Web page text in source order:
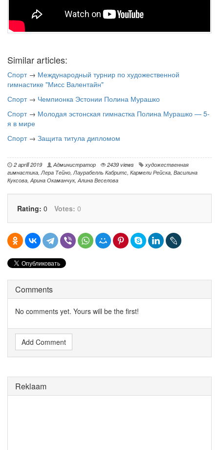
Similar articles:
Спорт→ Международный турнир по художественной
гимнастике "Мисс Валентайн"
Спорт→ Чемпионка Эстонии Полина Мурашко
Спорт→ Молодая эстонская гимнастка Полина Мурашко — 5-
я в мире
Спорт→ Защита титула дипломом
2 aprill 2019 Администратор 2439 views
художественная
гимнастика, Лера Тейно, Лаурабелль Кабритс, Кармели Рейска, Василина
Куксова, Арина Окаманчук, Алина Веселова
Rating: 0 Votes: 0
Comments
No comments yet. Yours will be the first!
Add Comment
Reklaam